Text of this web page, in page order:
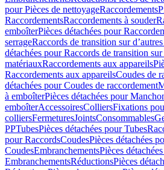
pour Pièces de nettoyageRaccordements
RaccordementsRaccordements à souder
emboîterPièces détachées pour
serrageRaccords de transition sur
détachées pour Raccords de transition sur
matériauxRaccordements aux appareils
Raccordements aux appareilsCoudes de
détachées pour Coudes de raccordement
à emboîterPièces détachées pour
emboîterAccessoiresColliersFixations
colliersFermeturesJointsConsommables
PPTubesPièces détachées pour Tubes
pour RaccordsCoudesPièces détachées
CoudesEmbranchementsPièces
EmbranchementsRéductionsPièces